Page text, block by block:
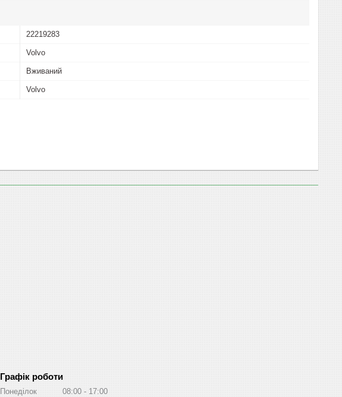
22219283
Volvo
Вживаний
Volvo
Графік роботи
Понеділок 08:00 17:00